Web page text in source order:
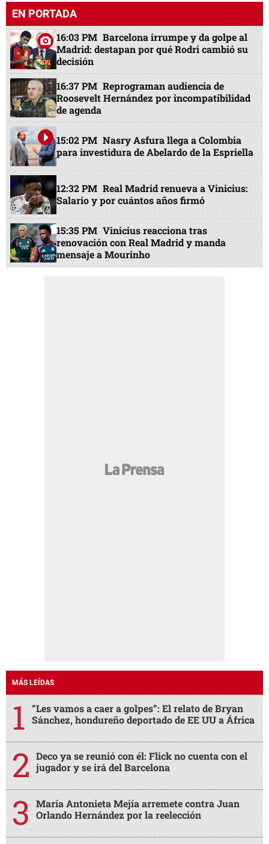
EN PORTADA
16:03 PM Barcelona irrumpe y da golpe al
Madrid: destapan por qué Rodri cambió su
decisión
16:37 PM Reprograman audiencia de
Roosevelt Hernández por incompatibilidad
de agenda
15:02 PM Nasry Asfura llega a Colombia
para investidura de Abelardo de la Espriella
12:32 PM Real Madrid renueva a Vinicius:
Salario y por cuántos años firmó
15:35 PM Vinicius reacciona tras
renovación con Real Madrid y manda
mensaje a Mourinho
MÁS LEÍDAS
“Les vamos a caer a golpes”: El relato de Bryan
Sánchez, hondureño deportado de EE UU a África
Deco ya se reunió con él: Flick no cuenta con el
jugador y se irá del Barcelona
María Antonieta Mejía arremete contra Juan
Orlando Hernández por la reelección